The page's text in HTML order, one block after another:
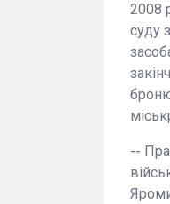
2008
суду
--